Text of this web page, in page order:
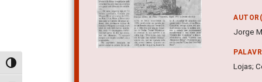
Alternar alto contraste
Jorge
Lojas;